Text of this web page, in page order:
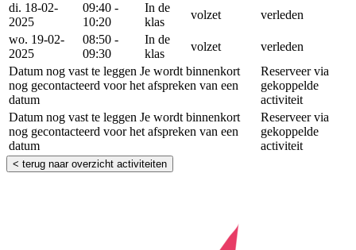
di. 18-02-
2025
09:40 -
10:20
In de
klas
volzet
verleden
wo. 19-02-
2025
08:50 -
09:30
In de
klas
volzet
verleden
Datum nog vast te leggen Je wordt binnenkort
nog gecontacteerd voor het afspreken van een
datum
Reserveer via
gekoppelde
activiteit
Datum nog vast te leggen Je wordt binnenkort
nog gecontacteerd voor het afspreken van een
datum
Reserveer via
gekoppelde
activiteit
< terug naar overzicht activiteiten